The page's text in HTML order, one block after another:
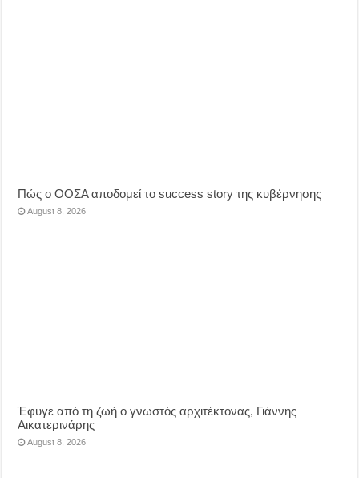
Πώς ο ΟΟΣΑ αποδομεί το success story της κυβέρνησης
August 8, 2026
Έφυγε από τη ζωή ο γνωστός αρχιτέκτονας, Γιάννης
Αικατερινάρης
August 8, 2026